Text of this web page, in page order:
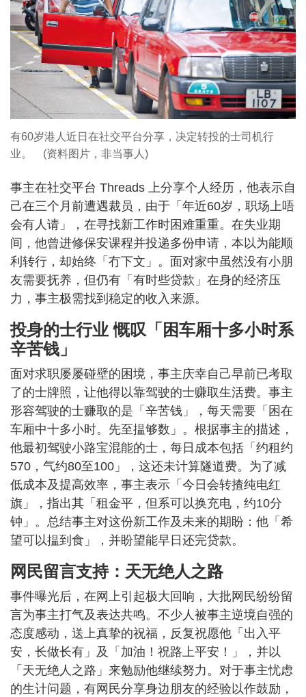
有60岁港人近日在社交平台分享，决定转投的士司机行
业。 (资料图片，非当事人)
事主在社交平台 Threads 上分享个人经历，他表示自
己在三个月前遭遇裁员，由于「年近60岁，职场上唔
会有人请」，在寻找新工作时困难重重。在失业期
间，他曾进修保安课程并投递多份申请，本以为能顺
利转行，却始终「冇下文」。面对家中虽然没有小朋
友需要抚养，但仍有「有时些贷款」在身的经济压
力，事主极需找到稳定的收入来源。
投身的士行业 慨叹「困车厢十多小时系
辛苦钱」
面对求职屡屡碰壁的困境，事主庆幸自己早前已考取
了的士牌照，让他得以靠驾驶的士赚取生活费。事主
形容驾驶的士赚取的是「辛苦钱」，每天需要「困在
车厢中十多小时。先至揾够数」。根据事主的描述，
他最初驾驶小路宝混能的士，每日成本包括「约租约
570，气约80至100」，这还未计算隧道费。为了减
低成本及提高效率，事主表示「今日会转揸纯电红
旗」，指出其「租金平，但系可以换充电，约10分
钟」。总结事主对这份新工作及未来的期盼：他「希
望可以揾到食」，并盼望能早日还完贷款。
网民留言支持：天无绝人之路
事件曝光后，在网上引起极大回响，大批网民纷纷留
言为事主打气及表达共鸣。不少人被事主逆境自强的
态度感动，送上真挚的祝福，反复祝愿他「出入平
安，长做长有」及「加油！祝路上平安！」，并以
「天无绝人之路」来勉励他继续努力。对于事主忧虑
的生计问题，有网民分享身边朋友的经验以作鼓励，